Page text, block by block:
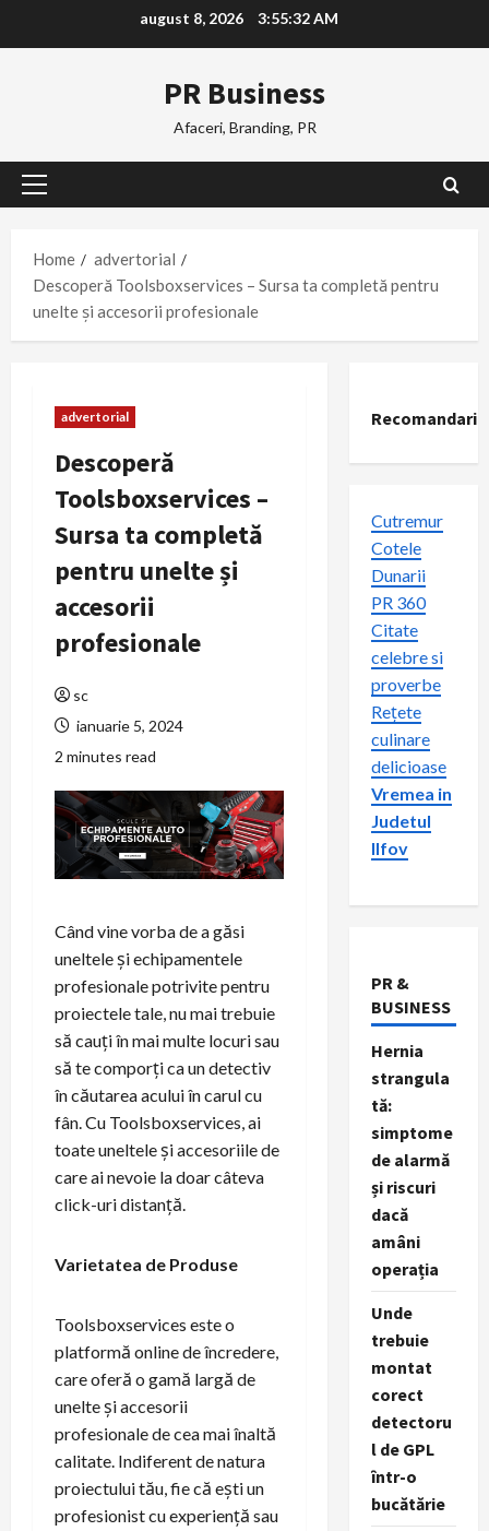
august 8, 2026 3:55:33 AM
PR Business
Afaceri, Branding, PR
Primary
Home
advertorial
Descoperă Toolsboxservices – Sursa ta completă pentru
unelte și accesorii profesionale
advertorial
Descoperă
Toolsboxservices –
Sursa ta completă
pentru unelte și
accesorii
profesionale
sc
ianuarie 5, 2024
2 minutes read
Când vine vorba de a găsi
uneltele și echipamentele
profesionale potrivite pentru
proiectele tale, nu mai trebuie
să cauți în mai multe locuri sau
să te comporți ca un detectiv
în căutarea acului în carul cu
fân. Cu Toolsboxservices, ai
toate uneltele și accesoriile de
care ai nevoie la doar câteva
click-uri distanță.
Varietatea de Produse
Toolsboxservices este o
platformă online de încredere,
care oferă o gamă largă de
unelte și accesorii
profesionale de cea mai înaltă
calitate. Indiferent de natura
proiectului tău, fie că ești un
profesionist cu experiență sau
Recomandari
Cutremur
Cotele
Dunarii
PR 360
Citate
celebre si
proverbe
Rețete
culinare
delicioase
Vremea in
Judetul
Ilfov
PR &
BUSINESS
Hernia
strangula
tă:
simptome
de alarmă
și riscuri
dacă
amâni
operația
Unde
trebuie
montat
corect
detectoru
l de GPL
într-o
bucătărie